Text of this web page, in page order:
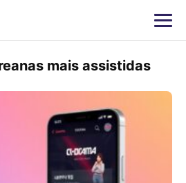
mais assistidas